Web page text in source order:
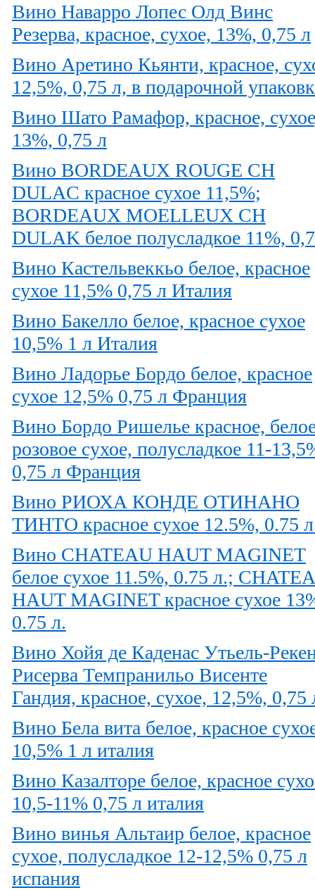
Вино Наварро Лопес Олд Винс
Резерва, красное, сухое, 13%, 0,75 л
Вино Аретино Кьянти, красное,
12,5%, 0,75 л, в подарочной
Вино Шато Рамафор, красное,
13%, 0,75 л
Вино BORDEAUX ROUGE CH
DULAC красное сухое 11,5%;
BORDEAUX MOELLEUX CH
DULAK белое полусладкое 11%,
Вино Кастельвеккьо белое, красное
сухое 11,5% 0,75 л Италия
Вино Бакелло белое, красное сухое
10,5% 1 л Италия
Вино Ладорье Бордо белое, красное
сухое 12,5% 0,75 л Франция
Вино Бордо Ришелье красное,
розовое сухое, полусладкое 11-
0,75 л Франция
Вино РИОХА КОНДЕ ОТИНАНО
ТИНТО красное сухое 12.5%, 0.75
Вино CHATEAU HAUT MAGINET
белое сухое 11.5%, 0.75 л.;
HAUT MAGINET красное сухое
0.75 л.
Вино Хойя де Каденас Утьель-
Рисерва Темпранильо Висенте
Гандия, красное, сухое, 12,5%, 0,75
Вино Бела вита белое, красное
10,5% 1 л италия
Вино Казалторе белое, красное
10,5-11% 0,75 л италия
Вино винья Альтаир белое, красное
сухое, полусладкое 12-12,5% 0,75 л
испания